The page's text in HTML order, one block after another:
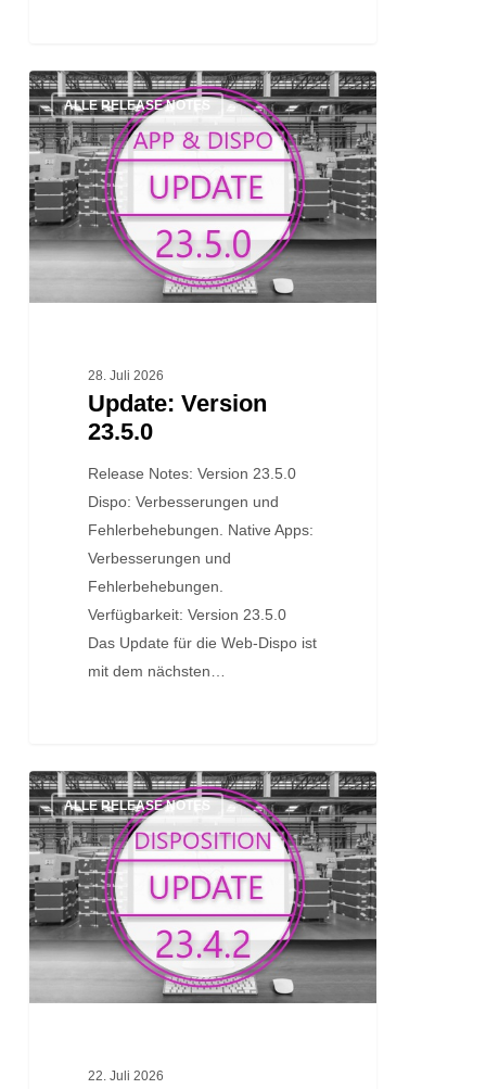
Update:
Version
23.5.0
ALLE RELEASE NOTES
28. Juli 2026
Update: Version
23.5.0
Release Notes: Version 23.5.0
Dispo: Verbesserungen und
Fehlerbehebungen. Native Apps:
Verbesserungen und
Fehlerbehebungen.
Verfügbarkeit: Version 23.5.0
Das Update für die Web-Dispo ist
mit dem nächsten…
Update:
Version
23.4.2
ALLE RELEASE NOTES
22. Juli 2026